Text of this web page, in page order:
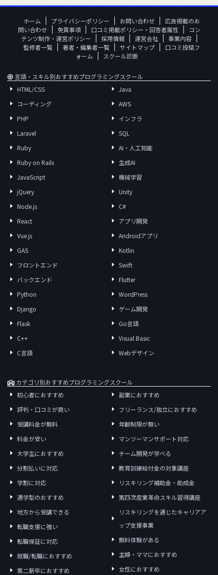
ホーム プライバシーポリシー お問い合わせ
広告掲載のお
問い合わせ
免責事項 口コミ掲載ポリシー・回答者属性
コン
テンツ制作・運営ポリシー
採用情報 運営会社
事業内容
監修者一覧
著者・編集者一覧 サイトマップ
口コミ投稿フ
ォーム
スクール診断
言語・スキル別おすすめプログラミングスクール
HTML/CSS
コーディング
PHP
Laravel
Ruby
Ruby on Rails
JavaScript
jQuery
Node.js
React
Vue.js
GAS
フロントエンド
バックエンド
Python
Django
Flask
C++
C言語
Java
AWS
インフラ
SQL
AI・人工知能
生成AI
機械学習
Unity
C#
アプリ開発
Androidアプリ
Kotlin
Swift
Flutter
WordPress
ゲーム開発
Go言語
Visual Basic
Webデザイン
カテゴリ別おすすめプログラミングスクール
初心者におすすめ
評判・口コミが良い
受講料金が無料
料金が安い
大学生におすすめ
分割払いに対応
学割に対応
通学型のおすすめ
地方から受講できる
転職支援に強い
転職保証に対応
就職/転職におすすめ
第二新卒におすすめ
副業におすすめ
フリーランス/独立におすすめ
年齢制限が無い
マンツーマンサポート対応
チーム開発が学べる
教育訓練給付金の対象講座
リスキリング補助金・助成金
第四次産業革命スキル習得講座
リスキリングを通じたキャリアア
ップ支援事業
無料体験がある
主婦・ママにおすすめ
女性におすすめ